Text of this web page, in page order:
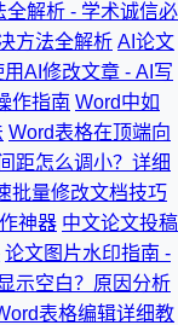
解析 - 学术诚信必
方法全解析 AI论文
AI修改文章 - AI写
作指南 Word中如
Word表格在顶端向
距怎么调小？详细
批量修改文档技巧
神器 中文论文投稿
论文图片水印指南 -
示空白？原因分析
表格编辑详细教